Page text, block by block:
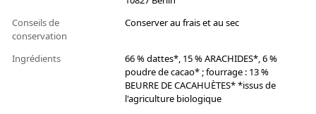
Conseils de
conservation
Conserver au frais et au sec
Ingrédients
66 % dattes*, 15 % ARACHIDES*, 6 %
poudre de cacao* ; fourrage : 13 %
BEURRE DE CACAHUÈTES* *issus de
l'agriculture biologique